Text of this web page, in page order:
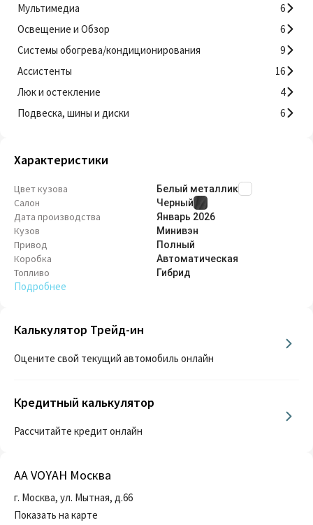
Мультимедиа
6
Освещение и Обзор
6
Системы обогрева/кондиционирования
9
Ассистенты
16
Люк и остекление
4
Подвеска, шины и диски
6
Характеристики
Цвет кузова Белый металлик
Салон Черный
Дата производства Январь 2026
Кузов Минивэн
Привод Полный
Коробка Автоматическая
Топливо Гибрид
Подробнее
Калькулятор Трейд-ин
Оцените свой текущий автомобиль онлайн
Кредитный калькулятор
Рассчитайте кредит онлайн
AA VOYAH Москва
г. Москва, ул. Мытная, д.66
Показать на карте